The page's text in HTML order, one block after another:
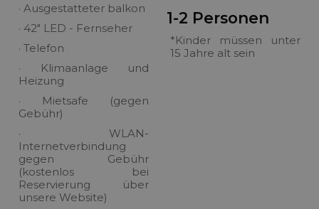
· Ausgestatteter balkon
· 42" LED - Fernseher
· Telefon
· Klimaanlage und
Heizung
· Mietsafe (gegen
Gebühr)
· WLAN-
Internetverbindung
gegen Gebühr
(kostenlos bei
Reservierung über
unsere Website)
1-2 Personen
*Kinder müssen unter
15 Jahre alt sein